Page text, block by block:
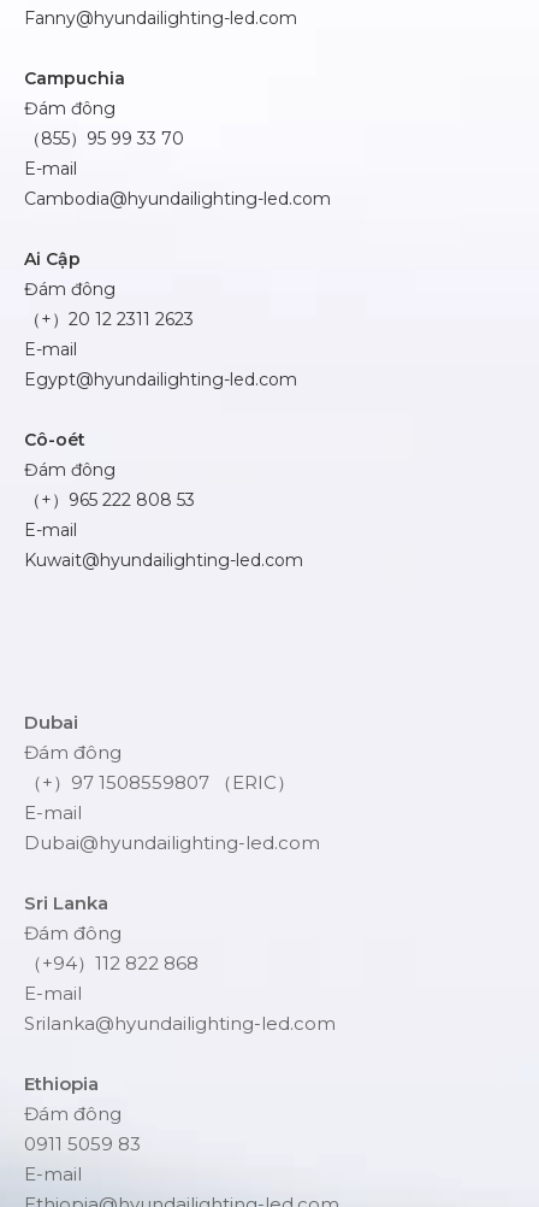
Fanny@hyundailighting-led.com
Campuchia
Đám đông
（855）95 99 33 70
E-mail
Cambodia@hyundailighting-led.com
Ai Cập
Đám đông
（+）20 12 2311 2623
E-mail
Egypt@hyundailighting-led.com
Cô-oét
Đám đông
（+）965 222 808 53
E-mail
Kuwait@hyundailighting-led.com
Dubai
Đám đông
（+）97 1508559807 （ERIC）
E-mail
Dubai@hyundailighting-led.com
Sri Lanka
Đám đông
（+94）112 822 868
E-mail
Srilanka@hyundailighting-led.com
Ethiopia
Đám đông
0911 5059 83
E-mail